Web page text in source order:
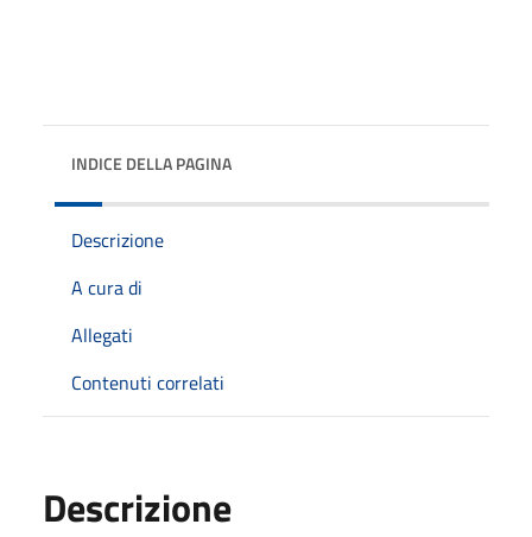
INDICE DELLA PAGINA
Descrizione
A cura di
Allegati
Contenuti correlati
Descrizione